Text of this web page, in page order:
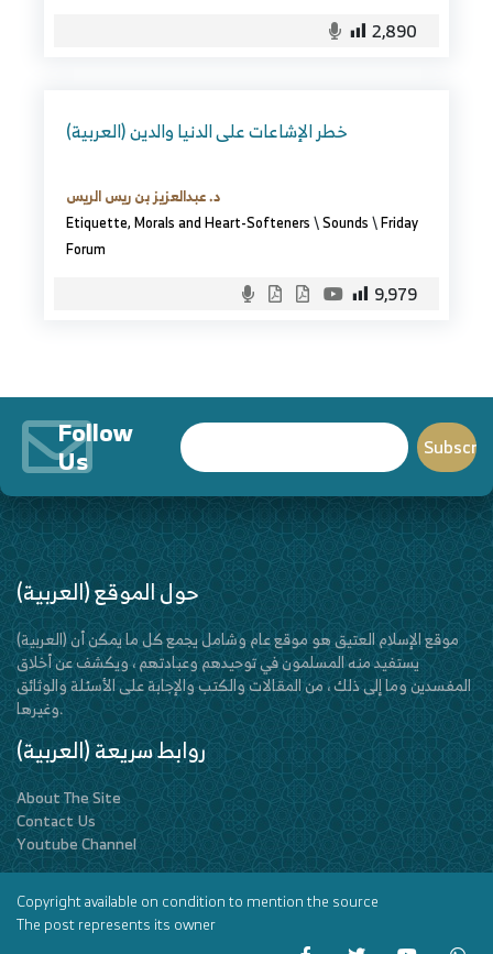
2,890
(العربية) خطر الإشاعات على الدنيا والدين
د. عبدالعزيز بن ريس الريس
Etiquette, Morals and Heart-Softeners\Sounds\Friday
Forum
9,979
Follow
Us
(العربية) حول الموقع
(العربية) موقع الإسلام العتيق هو موقع عام وشامل يجمع كل ما يمكن أن
يستفيد منه المسلمون في توحيدهم وعبادتهم ، ويكشف عن أخلاق
المفسدين وما إلى ذلك ، من المقالات والكتب والإجابة على الأسئلة والوثائق
وغيرها.
(العربية) روابط سريعة
About The Site
Contact Us
Youtube Channel
Copyright available on condition to mention the source
The post represents its owner